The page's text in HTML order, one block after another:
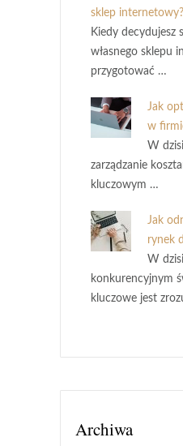
sklep internetowy?
Kiedy decydujesz
własnego sklepu
przygotować …
Jak
w
W
zarządzanie
kluczowym …
Jak
rynek
W
konkurencyjnym
kluczowe jest
Archiwa